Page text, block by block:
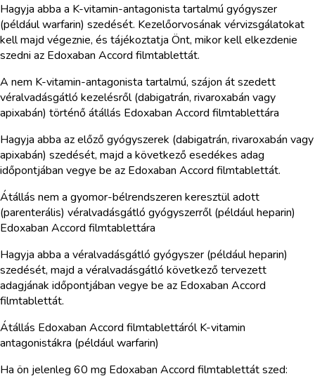
Hagyja abba a K-vitamin-antagonista tartalmú gyógyszer
(például warfarin) szedését. Kezelőorvosának vérvizsgálatokat
kell majd végeznie, és tájékoztatja Önt, mikor kell elkezdenie
szedni az Edoxaban Accord filmtablettát.
A nem K-vitamin-antagonista tartalmú, szájon át szedett
véralvadásgátló kezelésről (dabigatrán, rivaroxabán vagy
apixabán) történő átállás Edoxaban Accord filmtablettára
Hagyja abba az előző gyógyszerek (dabigatrán, rivaroxabán vagy
apixabán) szedését, majd a következő esedékes adag
időpontjában vegye be az Edoxaban Accord filmtablettát.
Átállás nem a gyomor-bélrendszeren keresztül adott
(parenterális) véralvadásgátló gyógyszerről (például heparin)
Edoxaban Accord filmtablettára
Hagyja abba a véralvadásgátló gyógyszer (például heparin)
szedését, majd a véralvadásgátló következő tervezett
adagjának időpontjában vegye be az Edoxaban Accord
filmtablettát.
Átállás Edoxaban Accord filmtablettáról K-vitamin
antagonistákra (például warfarin)
Ha ön jelenleg 60 mg Edoxaban Accord filmtablettát szed: